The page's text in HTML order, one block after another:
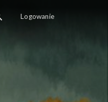
Logowanie